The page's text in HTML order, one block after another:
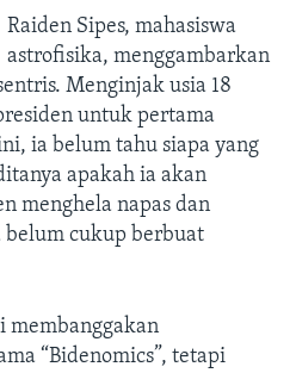
Raiden Sipes, mahasiswa
astrofisika, menggambarkan
Menginjak usia 18
untuk pertama
ia belum tahu siapa yang
apakah ia akan
menghela napas dan
belum cukup berbuat
membanggakan
“Bidenomics”, tetapi